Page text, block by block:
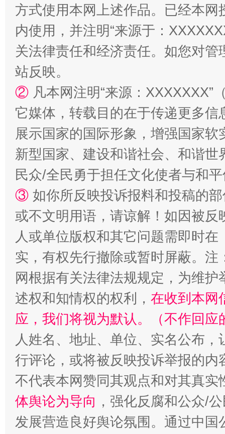
站台名比不上好声名
漫山遍野的桃花与雪山、麦地、白藏房
方式使用本网上述作品。已经本
内使用，并注明“来源于：
关法律责任和经济责任。如您对
站反映。
② 凡本网注明“来源：
它媒体，转载目的在于传递更多
展示国家的国际形象，增强国家
新型国家、建设和谐社会、和谐
民众/全民勇于担任文化使者与和
③ 如你所反映投诉报料和投稿的
或不文明用语，请谅解！如因被
人或单位版权和其它问题需即时在
实，有权先行撤除或暂时屏蔽。
网根据有关法律法规规定，为维
述权和知情权的权利， 在收到本网
应，我们将视为默认。（不作回应
人姓名、地址、单位、实名公布
行评论，或将被反映投诉举报的
不代表本网赞同其观点和对其真实
体舆论为导向 ，强化反腐和公众/
发展营造良好舆论氛围。通过中